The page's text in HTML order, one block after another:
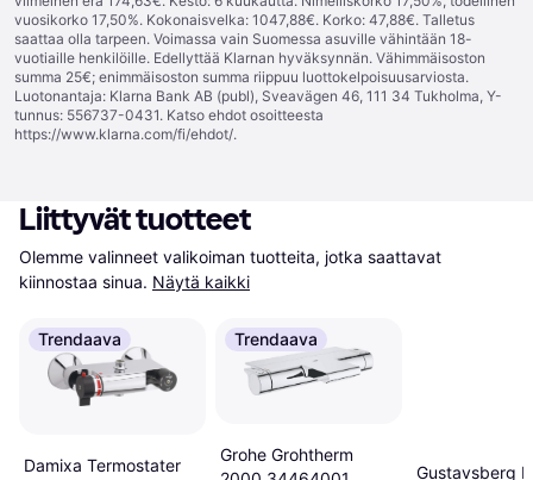
vuosikorko 17,50%. Kokonaisvelka: 1047,88€. Korko: 47,88€. Talletus
saattaa olla tarpeen. Voimassa vain Suomessa asuville vähintään 18-
vuotiaille henkilöille. Edellyttää Klarnan hyväksynnän. Vähimmäisoston
summa 25€; enimmäisoston summa riippuu luottokelpoisuusarviosta.
Luotonantaja: Klarna Bank AB (publ), Sveavägen 46, 111 34 Tukholma, Y-
tunnus: 556737-0431. Katso ehdot osoitteesta
https://www.klarna.com/fi/ehdot/.
Liittyvät tuotteet
Olemme valinneet valikoiman tuotteita, jotka saattavat
kiinnostaa sinua. Näytä kaikki
Trendaava
Damixa Termostater
Trendaava
Grohe Grohtherm
Gustavsberg